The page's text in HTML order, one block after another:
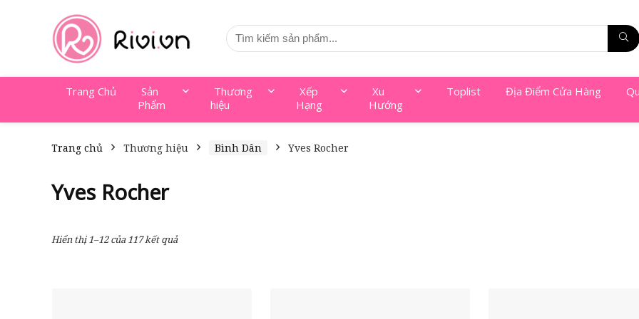
Trang Chủ
Sản
Phẩm
Thương
hiệu
Xếp
Hạng
Xu
Hướng
Toplist Địa Điểm Cửa Hàng
Trang chủ Thương hiệu Bình Dân Yves Rocher
Yves Rocher
Hiển thị 1–12 của 117 kết quả